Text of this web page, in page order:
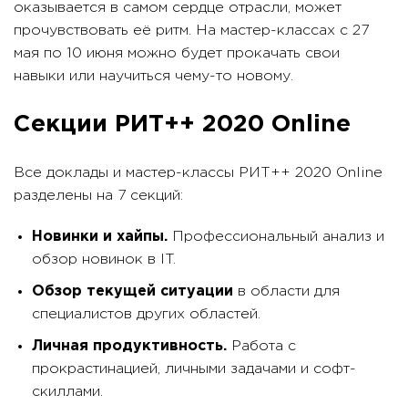
оказывается в самом сердце отрасли, может
прочувствовать её ритм. На мастер-классах с 27
мая по 10 июня можно будет прокачать свои
навыки или научиться чему-то новому.
Секции РИТ++ 2020 Online
Все доклады и мастер-классы РИТ++ 2020 Online
разделены на 7 секций:
Новинки и хайпы. Профессиональный анализ и
обзор новинок в IT.
Обзор текущей ситуации в области для
специалистов других областей.
Личная продуктивность. Работа с
прокрастинацией, личными задачами и софт-
скиллами.